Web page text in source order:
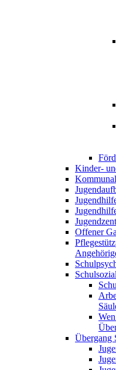
Kinder-
Offener
Übergang